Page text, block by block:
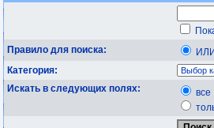
Правило для поиска:
Категория:
Искать в следующих полях:
все